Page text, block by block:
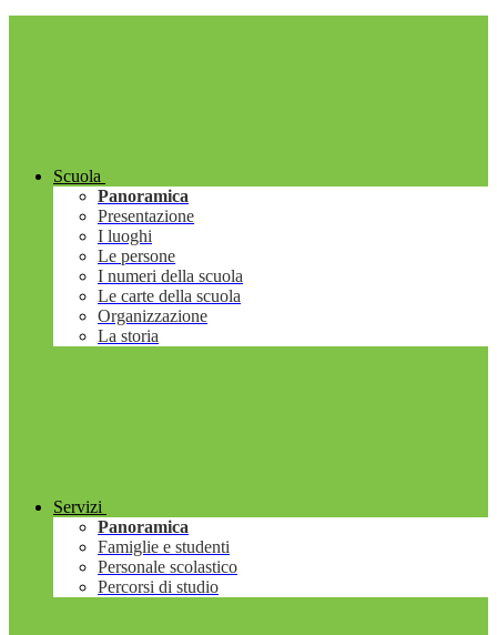
Scuola
Panoramica
Presentazione
I luoghi
Le persone
I numeri della scuola
Le carte della scuola
Organizzazione
La storia
Servizi
Panoramica
Famiglie e studenti
Personale scolastico
Percorsi di studio